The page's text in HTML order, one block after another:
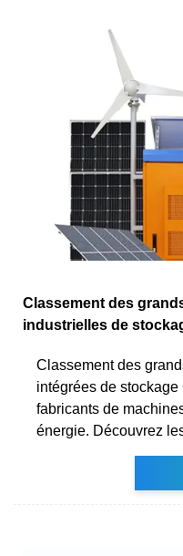
Classement des
industrielles de
Classement des
intégrées de
fabricants de
énergie. Découvrez